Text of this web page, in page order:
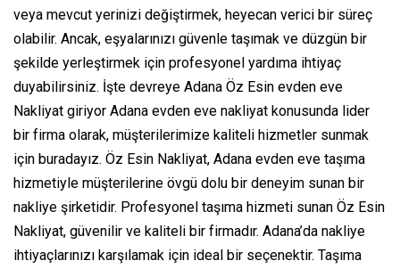
veya mevcut yerinizi değiştirmek, heyecan verici bir süreç
olabilir. Ancak, eşyalarınızı güvenle taşımak ve düzgün bir
şekilde yerleştirmek için profesyonel yardıma ihtiyaç
duyabilirsiniz. İşte devreye Adana Öz Esin evden eve
Nakliyat giriyor Adana evden eve nakliyat konusunda lider
bir firma olarak, müşterilerimize kaliteli hizmetler sunmak
için buradayız. Öz Esin Nakliyat, Adana evden eve taşıma
hizmetiyle müşterilerine övgü dolu bir deneyim sunan bir
nakliye şirketidir. Profesyonel taşıma hizmeti sunan Öz Esin
Nakliyat, güvenilir ve kaliteli bir firmadır. Adana’da nakliye
ihtiyaçlarınızı karşılamak için ideal bir seçenektir. Taşıma